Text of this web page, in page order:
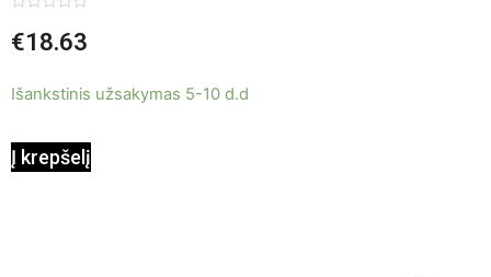
0
iš
€18.63
Išankstinis užsakymas 5-10 d.d
Į krepšelį